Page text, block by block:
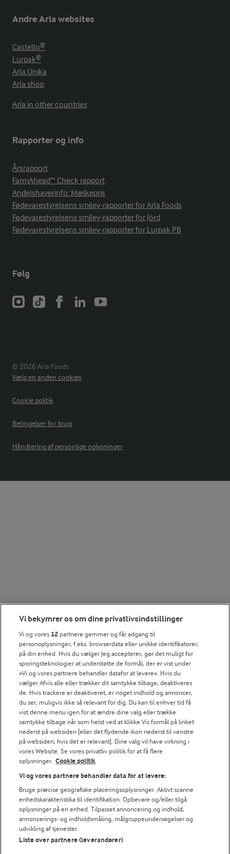
Andre Arla websites
Castello®
Lurpak®
Arla Unika
Arla shop
Arla in other countries
Rapporter og info
Årsrapport
FarmAhead™ Check rapport
Andelshaverinfo: Mælkepris
Fødevarestyrelsens smiley-rapporter for Arla Foods
Fødevarestyrelsens smiley-rapporter for Jörd
Fødevarestyrelsens smiley-rapporter for Lurpak PB
Følg
© 2026 Arla Foods
Vælg en anden cookies
Cookie politik
Betingelser for brug
Håndtering af personlige oplysninger
Vi bekymrer os om dine privatlivsindstillinger
Vi og vores 12 partnere gemmer og får adgang til
personoplysninger, f.eks. browserdata eller unikke identifikatorer,
på din enhed. Hvis du vælger Jeg accepterer, gør det muligt for
sporingsteknologier at understøtte de formål, der er vist under
»Vi og vores partnere behandler datafor at levere«. Hvis du
vælger Afvis alle eller trækker dit samtykke tilbage, deaktiveres
de. Hvis trackere er deaktiveret, er noget indhold og annoncer,
du ser, muligvis ikke så relevant for dig. Du kan til enhver tid få
vist denne menu igen for at ændre dine valg eller trække
samtykke tilbage når som helst ved at klikke Vis formål på linket
nederst på websiden [eller det flydende ikon nederst til venstre
på websiden, hvis det er relevant]. Dine valg vil have virkning i
vores Website. Se vores privatliv politik for at få flere
oplysninger. Cookie politik
Vi og vores partnere behandler data for at levere:
Bruge præcise geografiske placeringsoplysninger. Aktivt scanne
enhedskarakteristika til identifikation. Opbevare og/eller tilgå
oplysninger på en enhed. Tilpasset annoncering og indhold,
annoncerings- og indholdsmåling, målgruppeundersøgelser og
udvikling af tjenester.
Liste over partnere (leverandører)